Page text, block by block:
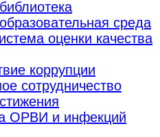
среда
оценки качества
коррупции
сотрудничество
ОРВИ и инфекций